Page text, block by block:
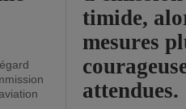
timide,
mesures
attendues.